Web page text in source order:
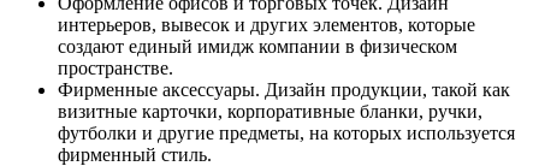
интерьеров, вывесок и других элементов, которые
создают единый имидж компании в физическом
пространстве.
Фирменные аксессуары. Дизайн продукции, такой как
визитные карточки, корпоративные бланки, ручки,
футболки и другие предметы, на которых используется
фирменный стиль.